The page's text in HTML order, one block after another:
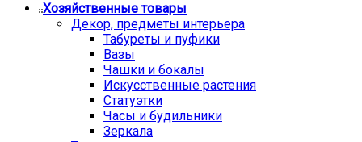
Хозяйственные товары
Декор, предметы интерьера
Табуреты и пуфики
Вазы
Чашки и бокалы
Искусственные растения
Статуэтки
Часы и будильники
Зеркала